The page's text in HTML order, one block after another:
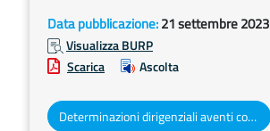
Data pubblicazione:21 settembre 2023
Visualizza BURP
Scarica
Ascolta
Determinazioni dirigenziali aventi contenuto di interesse generale